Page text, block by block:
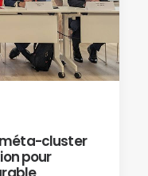
cluster
pour